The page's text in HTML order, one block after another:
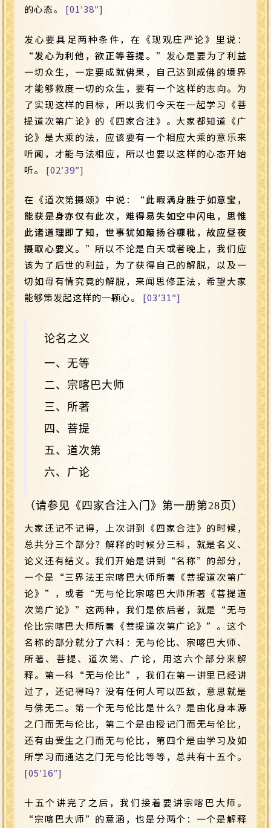
的心态。 [01′38″]
发心要具足两种条件，在《现观庄严论》里说：
“发心为利他，欲正等菩提。 ”发心是要为了利益
一切众生，一定要成就佛果，自己达到成佛的境界
才能够救度一切的众生，要有一个这样的志向。为
了实现这样的目标，所以我们今天在一起学习《菩
提道次第广论》的《四家合注》。大家都知道《广
论》是大乘的法，应该要有一个相应大乘的意乐来
听闻，才能与法相应，所以也要以这样的心态开始
听。 [02′39″]
在《道次第摄颂》中说：“此暇满身胜于如意宝，
能获是身亦仅有此次，难得易失如空中闪电，思惟
此诸道理即了知，世事犹如簸扬谷糠秕，故应昼夜
摄取心要义。 ”所以不论是白天或者晚上，我们应
该为了后世的利益，为了获得自己的解脱，以及一
切如母有情究竟的解脱，来闻思修正法，希望大家
能够策发起这样的一颗心。 [03′31″]
论名之义
一、无等
二、宗喀巴大师
三、所著
四、菩提
五、道次第
六、广论
（请参见《四家合注入门》第一册第28页）
大家还记不记得，上次讲到《四家合注》的时候，
总共分三个部分？解释的时候分三科，就是名义、
论义还有结义。我们开始是讲到“名称”的部分，
一个是“三界法王宗喀巴大师所著《菩提道次第广
论》”，或者“无与伦比宗喀巴大师所著《菩提道
次第广论》”这两种，我们是依后者，就是“无与
伦比宗喀巴大师所著《菩提道次第广论》”。这个
名称的部分就分了六科：无与伦比、宗喀巴大师、
所著、菩提、道次第、广论，用这六个部分来解
释。第一科“无与伦比”，我们在第一讲里已经讲
过了，还记得吗？没有任何人可以匹敌，意思就是
与佛无二。第一个无与伦比是什么？是由化身本源
之门而无与伦比，第二个是由授记门而无与伦比，
还有由受生之门而无与伦比，第四个是由学习及如
所学习而通达之门无与伦比等等，总共有十五个。
[05′16″]
十五个讲完了之后，我们接着要讲宗喀巴大师。
“宗喀巴大师”的意涵，也是分两个：一个是解释